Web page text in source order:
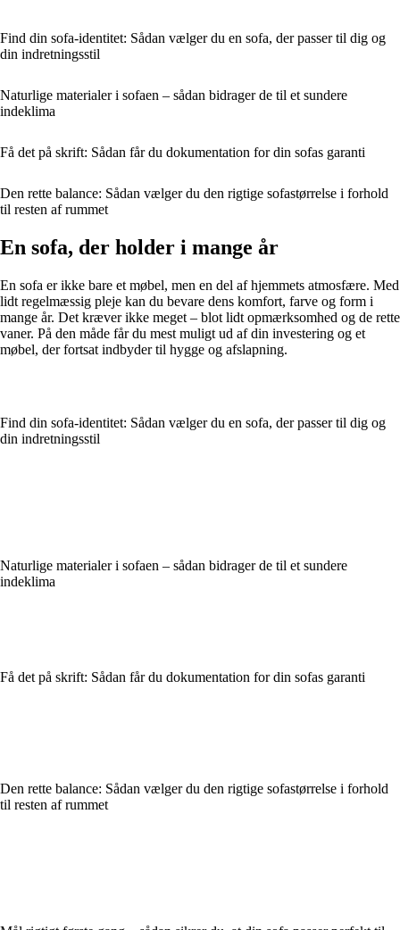
Find din sofa-identitet: Sådan vælger du en sofa, der passer til dig og
din indretningsstil
Naturlige materialer i sofaen – sådan bidrager de til et sundere
indeklima
Få det på skrift: Sådan får du dokumentation for din sofas garanti
Den rette balance: Sådan vælger du den rigtige sofastørrelse i forhold
til resten af rummet
En sofa, der holder i mange år
En sofa er ikke bare et møbel, men en del af hjemmets atmosfære. Med
lidt regelmæssig pleje kan du bevare dens komfort, farve og form i
mange år. Det kræver ikke meget – blot lidt opmærksomhed og de rette
vaner. På den måde får du mest muligt ud af din investering og et
møbel, der fortsat indbyder til hygge og afslapning.
Find din sofa-identitet: Sådan vælger du en sofa, der passer til dig og
din indretningsstil
Naturlige materialer i sofaen – sådan bidrager de til et sundere
indeklima
Få det på skrift: Sådan får du dokumentation for din sofas garanti
Den rette balance: Sådan vælger du den rigtige sofastørrelse i forhold
til resten af rummet